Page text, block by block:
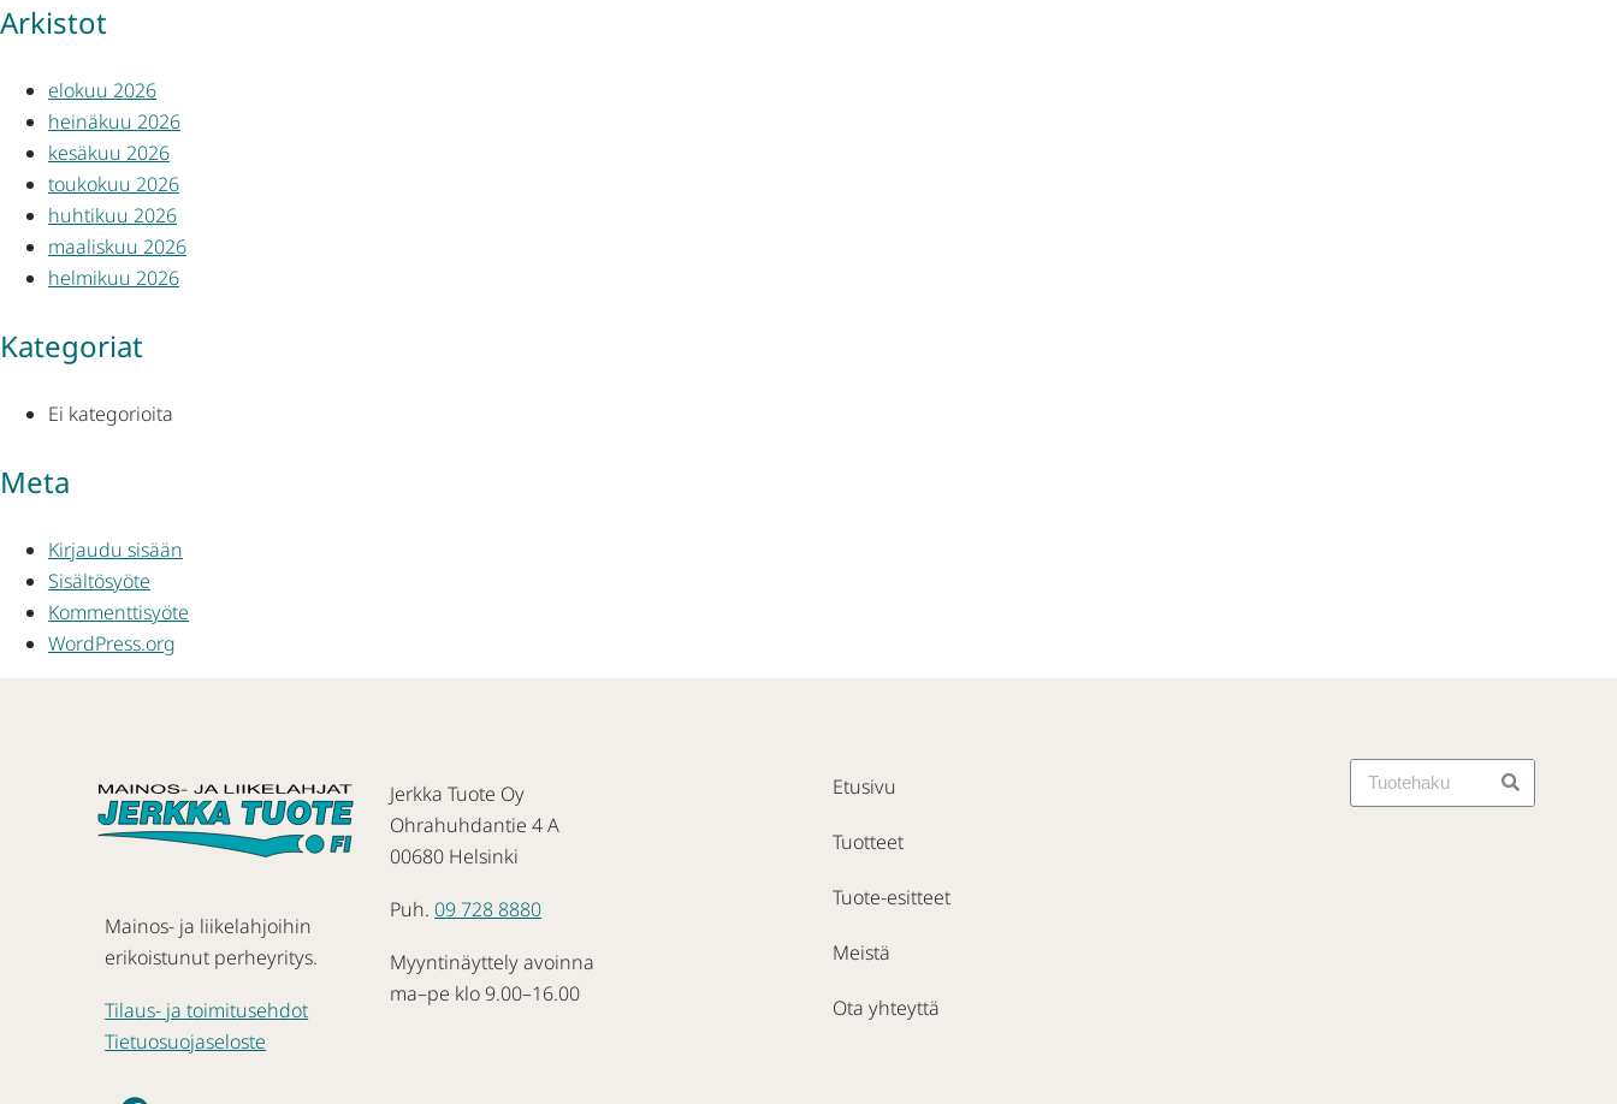
Arkistot
elokuu 2026
heinäkuu 2026
kesäkuu 2026
toukokuu 2026
huhtikuu 2026
maaliskuu 2026
helmikuu 2026
Kategoriat
Ei kategorioita
Meta
Kirjaudu sisään
Sisältösyöte
Kommenttisyöte
WordPress.org
Mainos- ja liikelahjoihin
erikoistunut perheyritys.
Tilaus- ja toimitusehdot
Tietuosuojaseloste
Jerkka Tuote Oy
Ohrahuhdantie 4 A
00680 Helsinki
Puh. 09 728 8880
Myyntinäyttely avoinna
ma–pe klo 9.00–16.00
Etusivu
Tuotteet
Tuote-esitteet
Meistä
Ota yhteyttä